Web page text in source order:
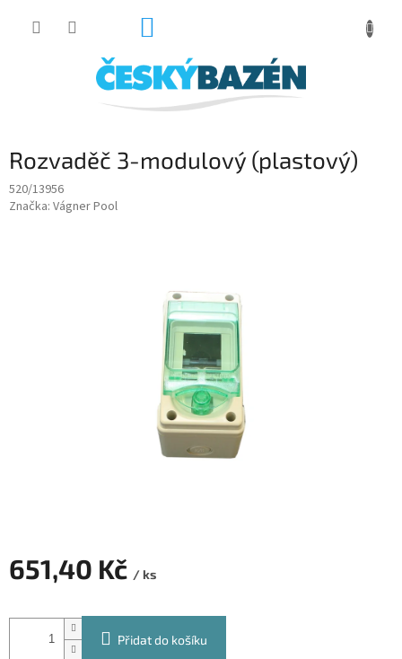
Rozvaděč 3-modulový (plastový)
520/13956
Značka: Vágner Pool
651,40 Kč / ks
cena:
Přidat do košíku